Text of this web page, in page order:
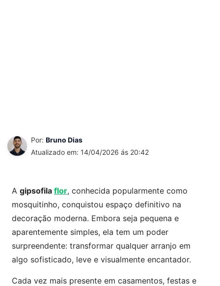
Por: Bruno Dias
Atualizado em: 14/04/2026 ás 20:42
A gipsofila flor, conhecida popularmente como
mosquitinho, conquistou espaço definitivo na
decoração moderna. Embora seja pequena e
aparentemente simples, ela tem um poder
surpreendente: transformar qualquer arranjo em
algo sofisticado, leve e visualmente encantador.
Cada vez mais presente em casamentos, festas e